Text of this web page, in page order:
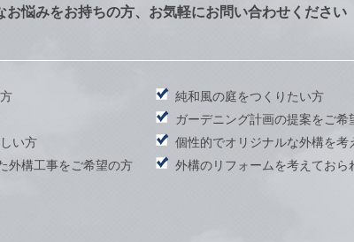
お悩みをお持ちの方、お気軽にお問い合わせください
純和風の庭をつくりたい方
ガーデニング計画の提案をご希
い方
個性的でオリジナルな外構を考
外構工事をご希望の方
外構のリフォームを考えておら